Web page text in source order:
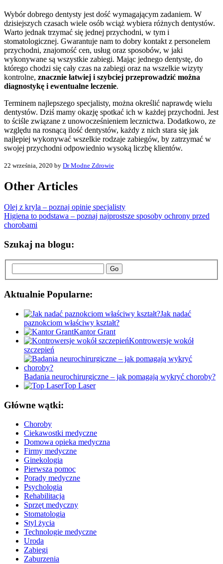
Wybór dobrego dentysty jest dość wymagającym zadaniem. W
dzisiejszych czasach wiele osób wciąż wybiera różnych dentystów.
Warto jednak trzymać się jednej przychodni, w tym i
stomatologicznej. Gwarantuje nam to dobry kontakt z personelem
przychodni, znajomość cen, usług oraz sposobów, w jaki
wykonywane są wszystkie zabiegi. Mając jednego dentystę, do
którego chodzi się cały czas na zabiegi oraz na wszelkie wizyty
kontrolne, znacznie łatwiej i szybciej przeprowadzić można
diagnostykę i ewentualne leczenie.
Terminem najlepszego specjalisty, można określić naprawdę wielu
dentystów. Dziś mamy okazję spotkać ich w każdej przychodni. Jest
to ściśle związane z unowocześnieniem lecznictwa. Dodatkowo, ze
względu na rosnącą ilość dentystów, każdy z nich stara się jak
najlepiej wykonywać wszelkie rodzaje zabiegów, by zatrzymać w
swojej przychodni odpowiednio wysoką liczbę klientów.
22 września, 2020 by Dr Modne Zdrowie
Other Articles
Olej z kryla – poznaj opinię specjalisty
Higiena to podstawa – poznaj najprostsze sposoby ochrony przed
chorobami
Szukaj na blogu:
Go
Aktualnie Popularne:
Jak nadać
paznokciom właściwy kształt?
Kantor Grant
Kontrowersje wokół
szczepień
Badania neurochirurgiczne – jak pomagają wykryć choroby?
Top Laser
Główne wątki:
Choroby
Ciekawostki medyczne
Domowa opieka medyczna
Firmy medyczne
Ginekologia
Pierwsza pomoc
Porady medyczne
Psychologia
Rehabilitacja
Sprzęt medyczny
Stomatologia
Styl życia
Technologie medyczne
Uroda
Zabiegi
Zaburzenia